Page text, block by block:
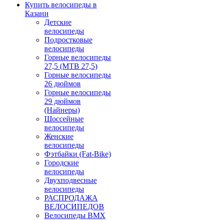
Купить велосипеды в
Казани
Детские
велосипеды
Подростковые
велосипеды
Горные велосипеды
27,5 (MTB 27,5)
Горные велосипеды
26 дюймов
Горные велосипеды
29 дюймов
(Найнеры)
Шоссейные
велосипеды
Женские
велосипеды
Фэтбайки (Fat-Bike)
Городские
велосипеды
Двухподвесные
велосипеды
РАСПРОДАЖА
ВЕЛОСИПЕДОВ
Велосипеды BMX